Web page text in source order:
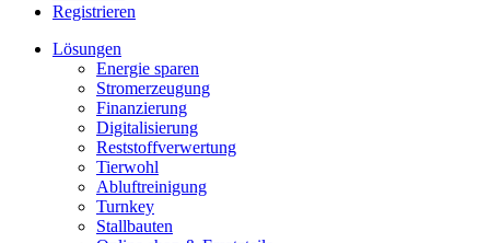
Registrieren
Lösungen
Energie sparen
Stromerzeugung
Finanzierung
Digitalisierung
Reststoffverwertung
Tierwohl
Abluftreinigung
Turnkey
Stallbauten